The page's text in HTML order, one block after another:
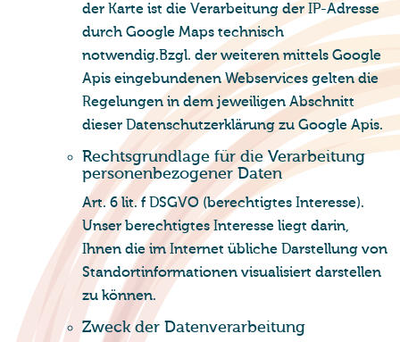
der Karte ist die Verarbeitung der IP-Adresse
durch Google Maps technisch
notwendig.Bzgl. der weiteren mittels Google
Apis eingebundenen Webservices gelten die
Regelungen in dem jeweiligen Abschnitt
dieser Datenschutzerklärung zu Google Apis.
Rechts­grund­la­ge für die Ver­ar­bei­tung
per­so­nen­be­zo­ge­ner Daten
Art. 6 lit. f DSGVO (berechtigtes Interesse).
Unser berechtigtes Interesse liegt darin,
Ihnen die im Internet übliche Darstellung von
Standortinformationen visualisiert darstellen
zu können.
Zweck der Da­ten­ver­ar­bei­tung